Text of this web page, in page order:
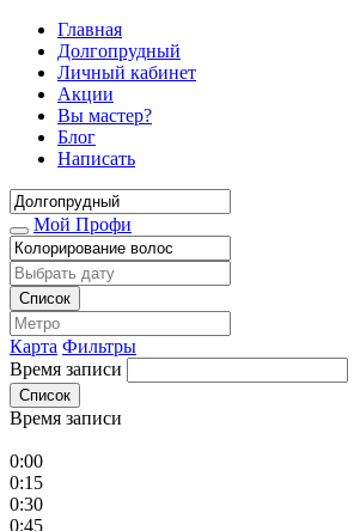
Главная
Долгопрудный
Личный кабинет
Акции
Вы мастер?
Блог
Написать
Мой Профи
Список
Карта Фильтры
Время записи
Список
Время записи
0:00
0:15
0:30
0:45